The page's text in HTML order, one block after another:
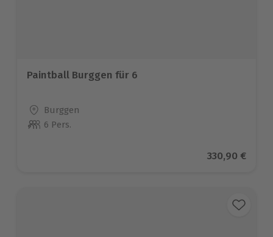
Paintball Burggen für 6
Standort
Burggen
Anzahl der Teilnehmer
6 Pers.
Aktueller
330,90 €